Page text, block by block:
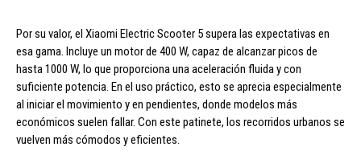
Por su valor, el Xiaomi Electric Scooter 5 supera las expectativas en
esa gama. Incluye un motor de 400 W, capaz de alcanzar picos de
hasta 1000 W, lo que proporciona una aceleración fluida y con
suficiente potencia. En el uso práctico, esto se aprecia especialmente
al iniciar el movimiento y en pendientes, donde modelos más
económicos suelen fallar. Con este patinete, los recorridos urbanos se
vuelven más cómodos y eficientes.